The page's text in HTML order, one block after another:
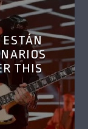
ESTÁN
THIS